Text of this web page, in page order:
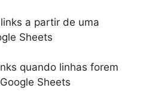
a partir de uma
Sheets
quando linhas forem
Sheets